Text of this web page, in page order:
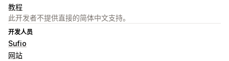
教程
此开发者不提供直接的简体中文支持。
开发人员
Sufio
网站